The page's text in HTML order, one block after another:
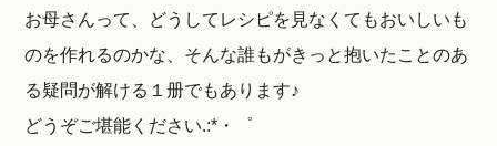
お母さんって、どうしてレシピを見なくてもおいしいも
のを作れるのかな、そんな誰もがきっと抱いたことのあ
る疑問が解ける１册でもあります♪
どうぞご堪能ください.:*・゜